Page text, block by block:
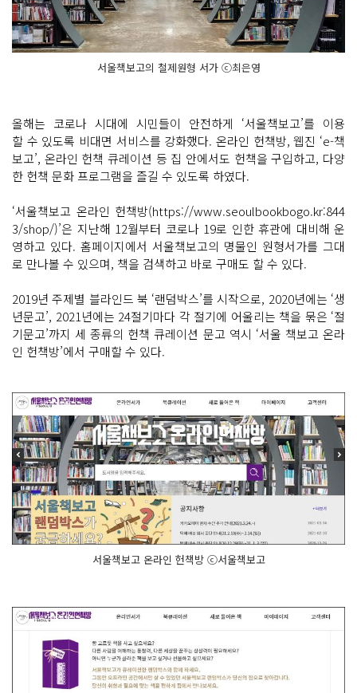
서울책보고의 철제원형 서가 ⓒ최은영
올해는 코로나 시대에 시민들이 안전하게 ‘서울책보고’를 이용
할 수 있도록 비대면 서비스를 강화했다. 온라인 헌책방, 웹진 ‘e-책
보고’, 온라인 헌책 큐레이션 등 집 안에서도 헌책을 구입하고, 다양
한 헌책 문화 프로그램을 즐길 수 있도록 하였다.
‘서울책보고 온라인 헌책방(https://www.seoulbookbogo.kr:844
3/shop/)’은 지난해 12월부터 코로나 19로 인한 휴관에 대비해 운
영하고 있다. 홈페이지에서 서울책보고의 명물인 원형서가를 그대
로 만나볼 수 있으며, 책을 검색하고 바로 구매도 할 수 있다.
2019년 주제별 블라인드 북 ‘랜덤박스’를 시작으로, 2020년에는 ‘생
년문고’, 2021년에는 24절기마다 각 절기에 어울리는 책을 묶은 ‘절
기문고’까지 세 종류의 헌책 큐레이션 문고 역시 ‘서울 책보고 온라
인 헌책방’에서 구매할 수 있다.
서울책보고 온라인 헌책방 ⓒ서울책보고